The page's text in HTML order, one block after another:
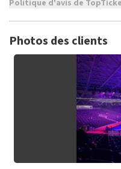
Politique d'avis de
possible de donner un avis
des mensonges ne sont
plusieurs semaines avant
Photos des clients